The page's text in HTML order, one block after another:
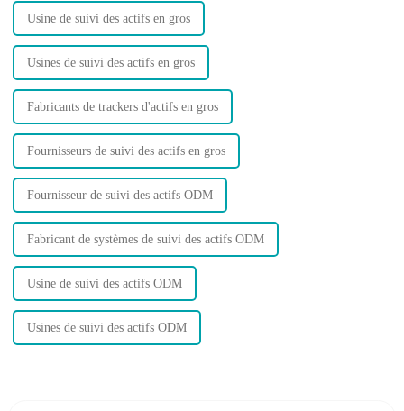
Usine de suivi des actifs en gros
Usines de suivi des actifs en gros
Fabricants de trackers d'actifs en gros
Fournisseurs de suivi des actifs en gros
Fournisseur de suivi des actifs ODM
Fabricant de systèmes de suivi des actifs ODM
Usine de suivi des actifs ODM
Usines de suivi des actifs ODM